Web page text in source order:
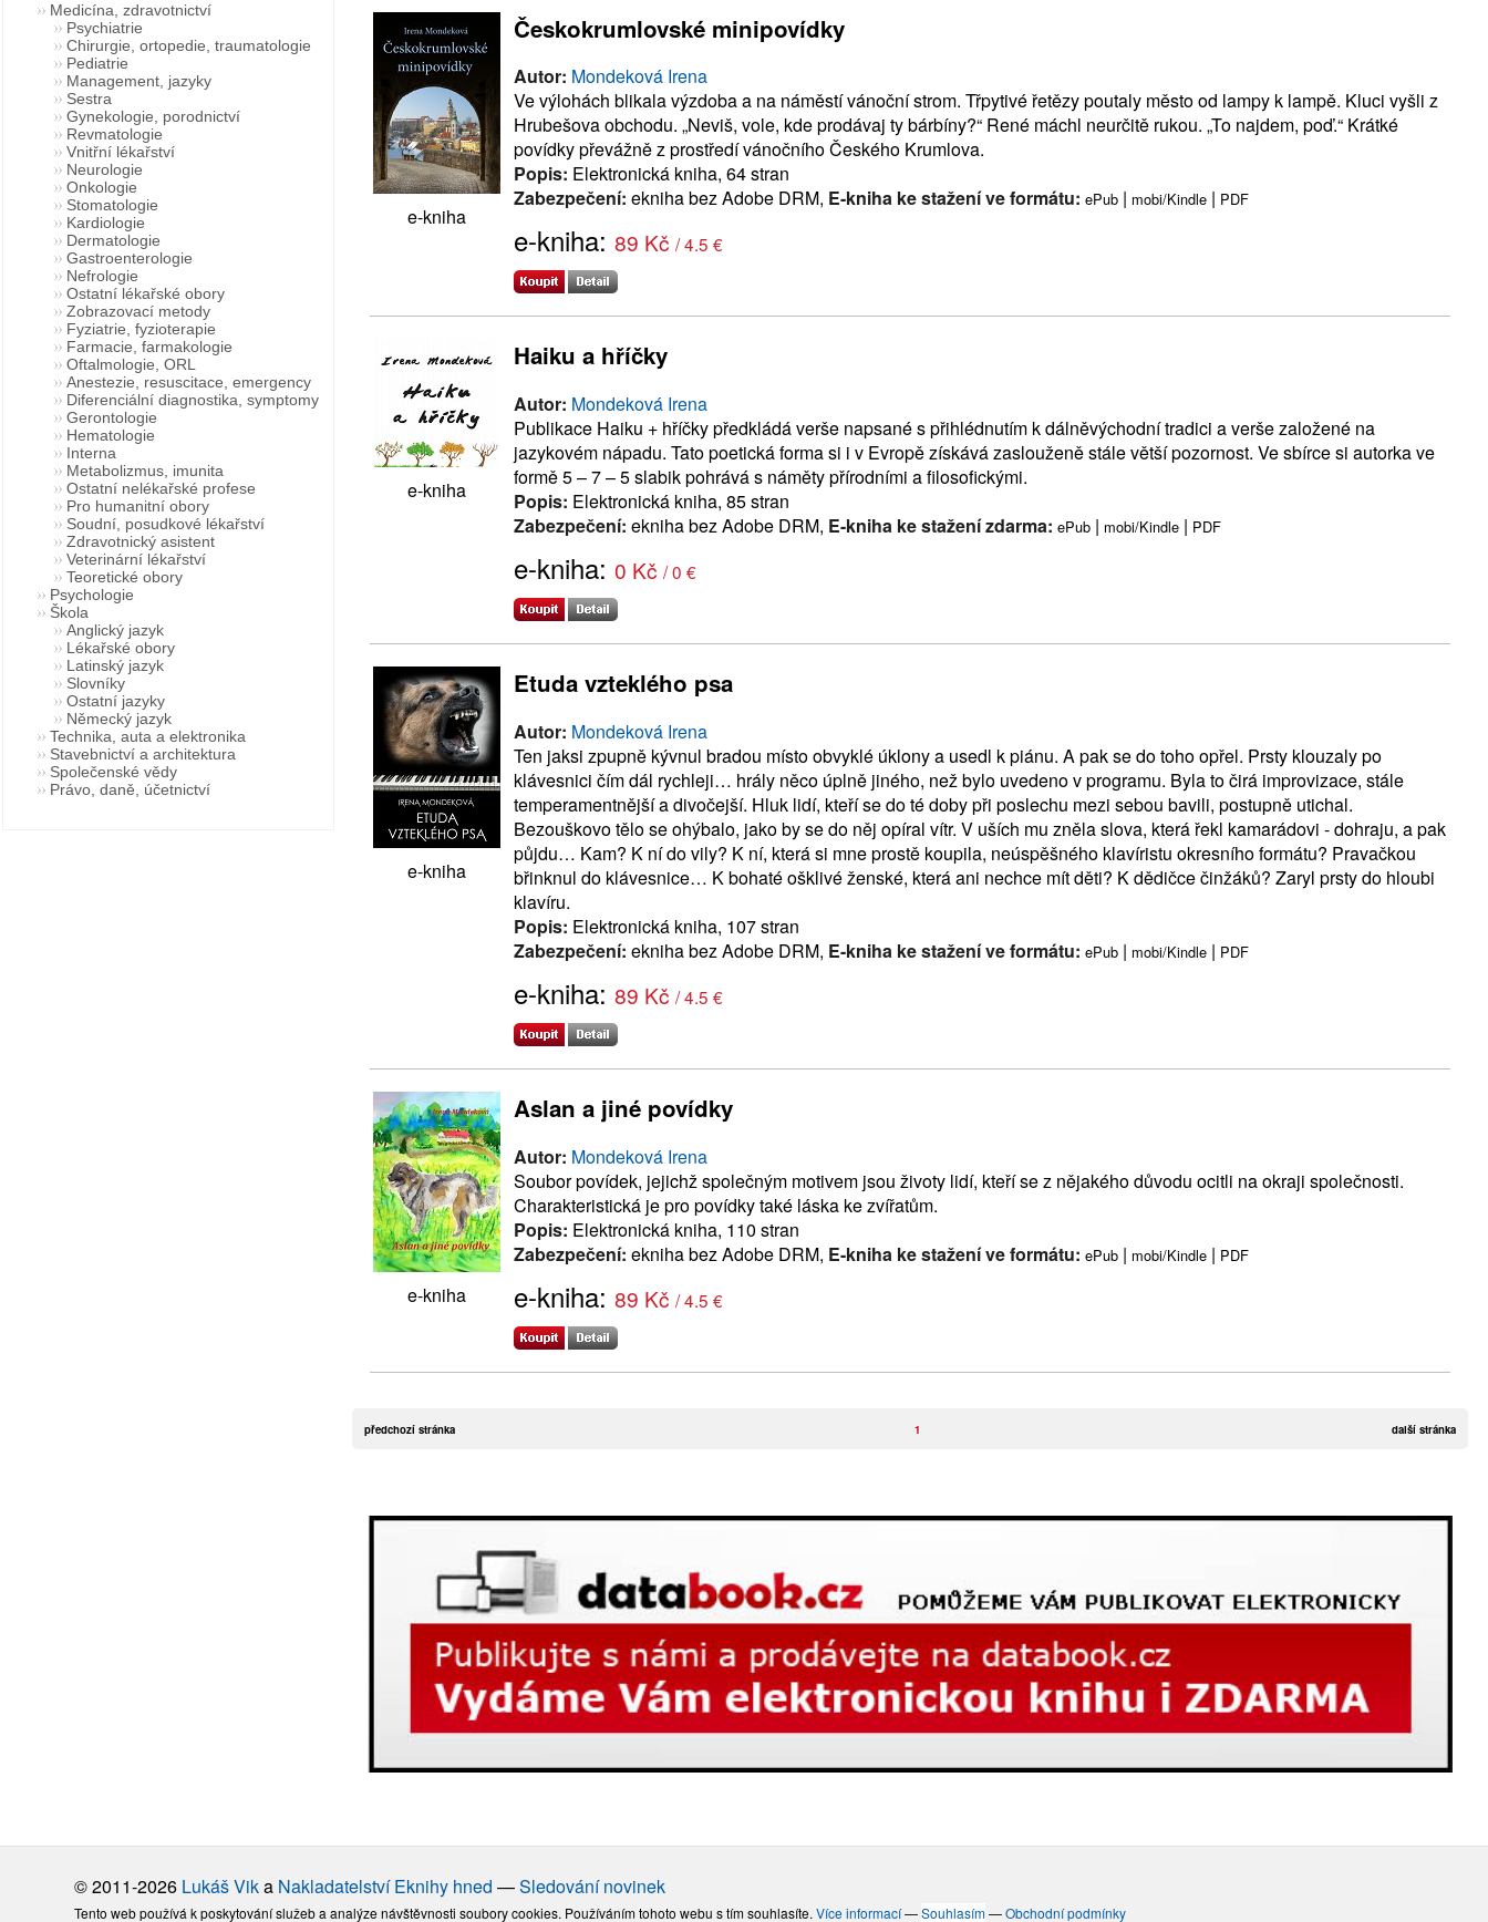
e-kniha
Českokrumlovské minipovídky
Autor: Mondeková Irena
Ve výlohách blikala výzdoba a na náměstí vánoční strom. Třpytivé řetězy poutaly město od lampy k lampě. Kluci vyšli z
Hrubešova obchodu. „Neviš, vole, kde prodávaj ty bárbíny?“ René máchl neurčitě rukou. „To najdem, poď.“ Krátké
povídky převážně z prostředí vánočního Českého Krumlova.
Popis: Elektronická kniha, 64 stran
Zabezpečení: ekniha bez Adobe DRM, E-kniha ke stažení ve formátu: ePub | mobi/Kindle | PDF
e-kniha: 89 Kč / 4.5 €
e-kniha
Haiku a hříčky
Autor: Mondeková Irena
Publikace Haiku + hříčky předkládá verše napsané s přihlédnutím k dálněvýchodní tradici a verše založené na
jazykovém nápadu. Tato poetická forma si i v Evropě získává zaslouženě stále větší pozornost. Ve sbírce si autorka ve
formě 5 – 7 – 5 slabik pohrává s náměty přírodními a filosofickými.
Popis: Elektronická kniha, 85 stran
Zabezpečení: ekniha bez Adobe DRM, E-kniha ke stažení zdarma: ePub | mobi/Kindle | PDF
e-kniha: 0 Kč / 0 €
e-kniha
Etuda vzteklého psa
Autor: Mondeková Irena
Ten jaksi zpupně kývnul bradou místo obvyklé úklony a usedl k piánu. A pak se do toho opřel. Prsty klouzaly po
klávesnici čím dál rychleji… hrály něco úplně jiného, než bylo uvedeno v programu. Byla to čirá improvizace, stále
temperamentnější a divočejší. Hluk lidí, kteří se do té doby při poslechu mezi sebou bavili, postupně utichal.
Bezouškovo tělo se ohýbalo, jako by se do něj opíral vítr. V uších mu zněla slova, která řekl kamarádovi - dohraju, a pak
půjdu… Kam? K ní do vily? K ní, která si mne prostě koupila, neúspěšného klavíristu okresního formátu? Pravačkou
břinknul do klávesnice… K bohaté ošklivé ženské, která ani nechce mít děti? K dědičce činžáků? Zaryl prsty do hloubi
klavíru.
Popis: Elektronická kniha, 107 stran
Zabezpečení: ekniha bez Adobe DRM, E-kniha ke stažení ve formátu: ePub | mobi/Kindle | PDF
e-kniha: 89 Kč / 4.5 €
e-kniha
Aslan a jiné povídky
Autor: Mondeková Irena
Soubor povídek, jejichž společným motivem jsou životy lidí, kteří se z nějakého důvodu ocitli na okraji společnosti.
Charakteristická je pro povídky také láska ke zvířatům.
Popis: Elektronická kniha, 110 stran
Zabezpečení: ekniha bez Adobe DRM, E-kniha ke stažení ve formátu: ePub | mobi/Kindle | PDF
e-kniha: 89 Kč / 4.5 €
další stránka
předchozí stránka 1
Medicína, zdravotnictví
Psychiatrie
Chirurgie, ortopedie, traumatologie
Pediatrie
Management, jazyky
Sestra
Gynekologie, porodnictví
Revmatologie
Vnitřní lékařství
Neurologie
Onkologie
Stomatologie
Kardiologie
Dermatologie
Gastroenterologie
Nefrologie
Ostatní lékařské obory
Zobrazovací metody
Fyziatrie, fyzioterapie
Farmacie, farmakologie
Oftalmologie, ORL
Anestezie, resuscitace, emergency
Diferenciální diagnostika, symptomy
Gerontologie
Hematologie
Interna
Metabolizmus, imunita
Ostatní nelékařské profese
Pro humanitní obory
Soudní, posudkové lékařství
Zdravotnický asistent
Veterinární lékařství
Teoretické obory
Psychologie
Škola
Anglický jazyk
Lékařské obory
Latinský jazyk
Slovníky
Ostatní jazyky
Německý jazyk
Technika, auta a elektronika
Stavebnictví a architektura
Společenské vědy
Právo, daně, účetnictví
© 2011-2026 Lukáš Vika Nakladatelství Eknihy hned —Sledování novinek
Tento web používá k poskytování služeb a analýze návštěvnosti soubory cookies. Používáním tohoto webu s tím souhlasíte.Více informací—Souhlasím—Obchodní podmínky